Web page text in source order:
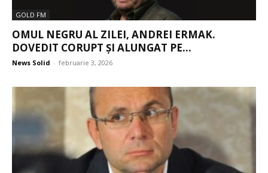
GOLD FM
OMUL NEGRU AL ZILEI, ANDREI ERMAK.
DOVEDIT CORUPT ȘI ALUNGAT PE...
News Solid - februarie 3, 2026